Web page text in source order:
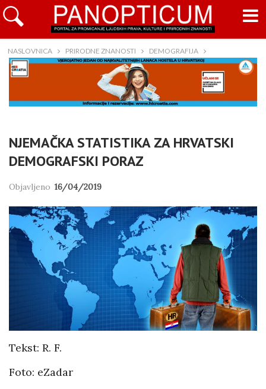
NASLOVNICA PRIRODNE ZNANOSTI DEMOGRAFIJA
NJEMAČKA STATISTIKA ZA HRVATSKI
DEMOGRAFSKI PORAZ
Objavljeno 16/04/2019
Tekst: R. F.
Foto: eZadar